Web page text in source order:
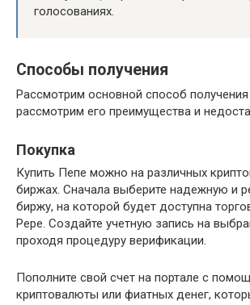
голосованиях.
Способы получения
Рассмотрим основной способ
рассмотрим его преимущества и
Покупка
Купить Пепе можно на различных
биржах. Сначала выберите надежную и
биржу, на которой будет доступна
Pepe. Создайте учетную запись на
проходя процедуру верификации.
Пополните свой счет на портале с
криптовалюты или фиатных денег,